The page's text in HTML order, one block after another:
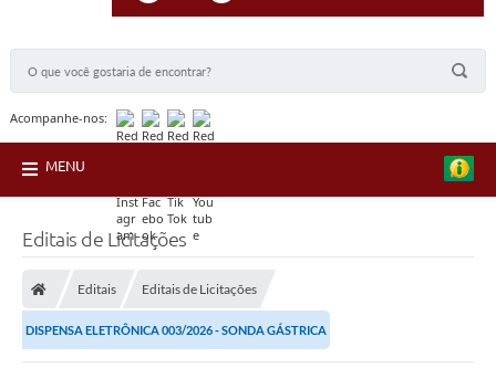
Acompanhe-nos:
MENU
Editais de Licitações
Editais Editais de Licitações
DISPENSA ELETRÔNICA 003/2026 - SONDA GÁSTRICA